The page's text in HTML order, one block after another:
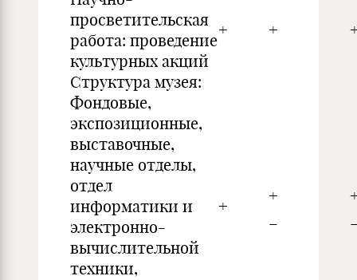
просветительская
работа: проведение
культурных акций
+ +
Структура музея:
Фондовые,
экспозиционные,
выставочные,
научные отделы,
отдел
информатики и
электронно-
вычислительной
техники,
+
+